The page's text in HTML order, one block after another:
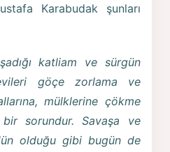
Karabudak şunları
katliam ve sürgün
göçe zorlama ve
mülklerine çökme
sorundur. Savaşa ve
olduğu gibi bugün de